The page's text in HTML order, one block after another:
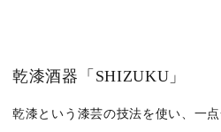
乾漆酒器「SHIZUKU」
乾漆という漆芸の技法を使い、一